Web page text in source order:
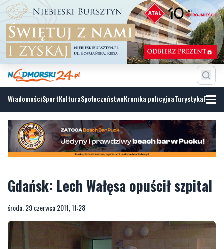
WiadomościSportKulturaSpołeczeństwoKronika policyjnaTurystyka
Gdańsk: Lech Wałęsa opuścił szpital
środa, 29 czerwca 2011, 11:28